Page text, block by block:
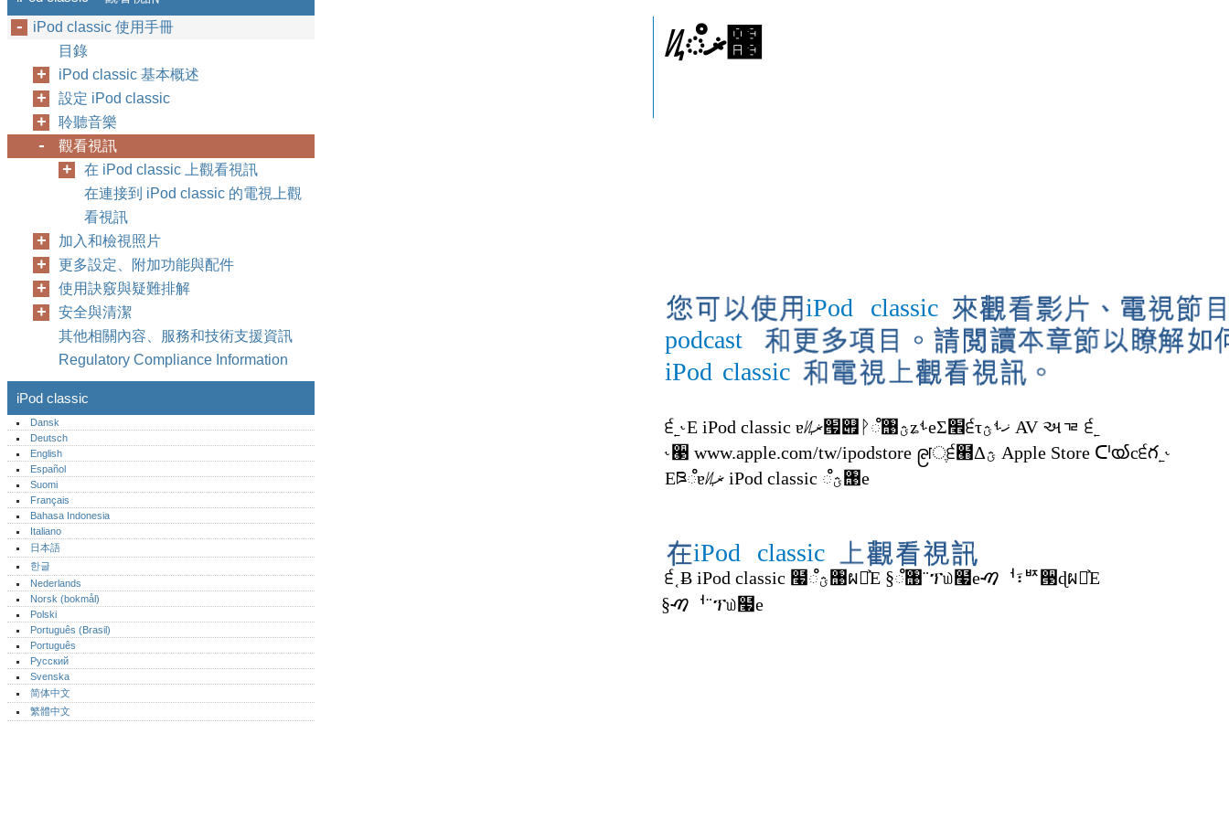
ᜮޜ഼঩
iPod
classic
podcast
iPod classic
੬˿˞Ε iPod classic ɐᜮޜ՗୏ᚹ഼঩ؿʑࢀeΣ׮੬τޚࢀؿ AV અᇃ ੬˿
˞੣ www.apple.com/tw/ipodstore ၉ॎֶ੬๫Δؿ Apple Store ᑪൕc੬గ˿˞
Εཋ഼ɐᜮޜ iPod classic ؿ഼঩e
iPod classic
੬˱Ƀ iPod classic ໧ؿ഼঩ผᛷ͐Ε §഼঩¨ፕ௰໧eࠑᅥ፣ᄧ੓ɖผᛷ͐Ε
§ࠑᅥ¨ፕ௰໧e
iPod classic 使用手冊
目錄
iPod classic 基本概述
設定 iPod classic
聆聽音樂
觀看視訊
在 iPod classic 上觀看視訊
在連接到 iPod classic 的電視上觀
看視訊
加入和檢視照片
更多設定、附加功能與配件
使用訣竅與疑難排解
安全與清潔
其他相關內容、服務和技術支援資訊
Regulatory Compliance Information
iPod classic
Dansk
Deutsch
English
Español
Suomi
Français
Bahasa Indonesia
Italiano
日本語
한글
Nederlands
Norsk (bokmål)‎
Polski
Português (Brasil)
Português‎
Русский
Svenska
简体中文
繁體中文